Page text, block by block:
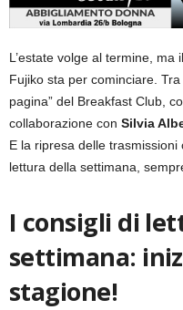
L’estate volge al termine,
Fujiko sta per cominciare.
pagina” del Breakfast Club,
collaborazione con Silvia
E la ripresa delle
lettura della settimana,
I consigli di
settimana:
stagione!